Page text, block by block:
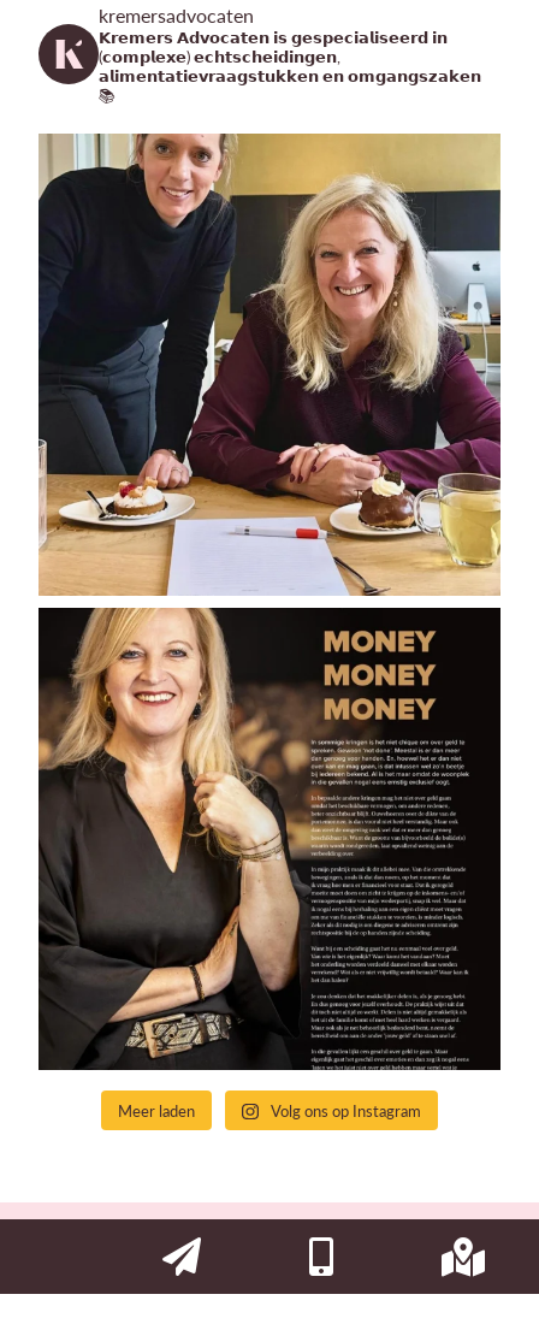
kremersadvocaten
𝗞𝗿𝗲𝗺𝗲𝗿𝘀 𝗔𝗱𝘃𝗼𝗰𝗮𝘁𝗲𝗻 𝗶𝘀 𝗴𝗲𝘀𝗽𝗲𝗰𝗶𝗮𝗹𝗶𝘀𝗲𝗲𝗿𝗱 𝗶𝗻
(𝗰𝗼𝗺𝗽𝗹𝗲𝘅𝗲) 𝗲𝗰𝗵𝘁𝘀𝗰𝗵𝗲𝗶𝗱𝗶𝗻𝗴𝗲𝗻,
𝗮𝗹𝗶𝗺𝗲𝗻𝘁𝗮𝘁𝗶𝗲𝘃𝗿𝗮𝗮𝗴𝘀𝘁𝘂𝗸𝗸𝗲𝗻 𝗲𝗻 𝗼𝗺𝗴𝗮𝗻𝗴𝘀𝘇𝗮𝗸𝗲𝗻
📚
Meer laden Volg ons op Instagram
2026 | Website doorSilverfish